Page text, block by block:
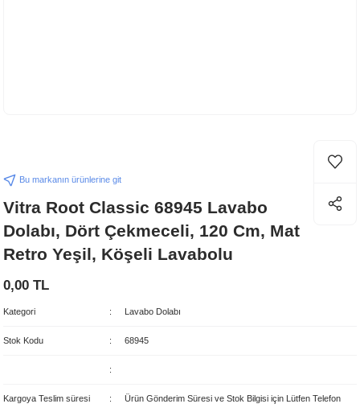
Bu markanın ürünlerine git
Vitra Root Classic 68945 Lavabo
Dolabı, Dört Çekmeceli, 120 Cm, Mat
Retro Yeşil, Köşeli Lavabolu
0,00 TL
Kategori Lavabo Dolabı
Stok Kodu 68945
Kargoya Teslim süresi
Ürün Gönderim Süresi ve Stok Bilgisi için Lütfen Telefon